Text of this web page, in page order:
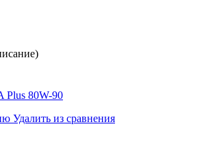
Plus 80W-90
Удалить из сравнения